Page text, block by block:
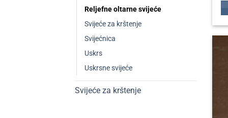
Reljefne oltarne svijeće
Svijeće za krštenje
Svijećnica
Uskrs
Uskrsne svijeće
Svijeće za krštenje